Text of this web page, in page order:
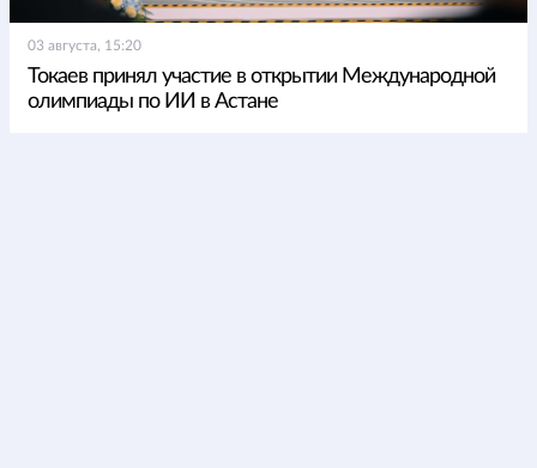
03 августа, 15:20
Токаев принял участие в открытии Международной
олимпиады по ИИ в Астане